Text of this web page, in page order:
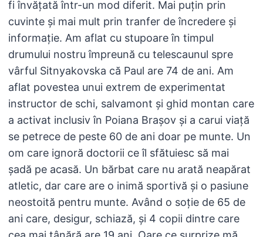
fi învățată într-un mod diferit. Mai puțin prin
cuvinte și mai mult prin tranfer de încredere și
informație. Am aflat cu stupoare în timpul
drumului nostru împreună cu telescaunul spre
vârful Sitnyakovska că Paul are 74 de ani. Am
aflat povestea unui extrem de experimentat
instructor de schi, salvamont și ghid montan care
a activat inclusiv în Poiana Brașov și a carui viață
se petrece de peste 60 de ani doar pe munte. Un
om care ignoră doctorii ce îl sfătuiesc să mai
șadă pe acasă. Un bărbat care nu arată neapărat
atletic, dar care are o inimă sportivă și o pasiune
neostoită pentru munte. Având o soție de 65 de
ani care, desigur, schiază, și 4 copii dintre care